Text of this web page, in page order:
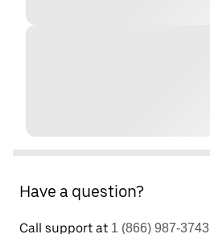
Have a question?
Call support at 1 (866) 987-3743